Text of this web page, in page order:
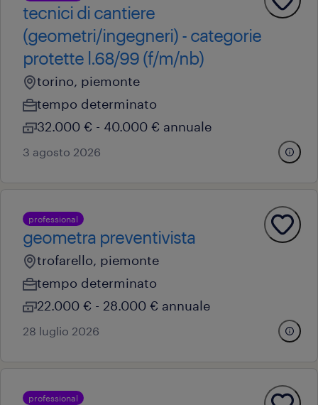
tecnici di cantiere
(geometri/ingegneri) - categorie
protette l.68/99 (f/m/nb)
torino, piemonte
tempo determinato
32.000 € - 40.000 € annuale
3 agosto 2026
professional
geometra preventivista
trofarello, piemonte
tempo determinato
22.000 € - 28.000 € annuale
28 luglio 2026
professional